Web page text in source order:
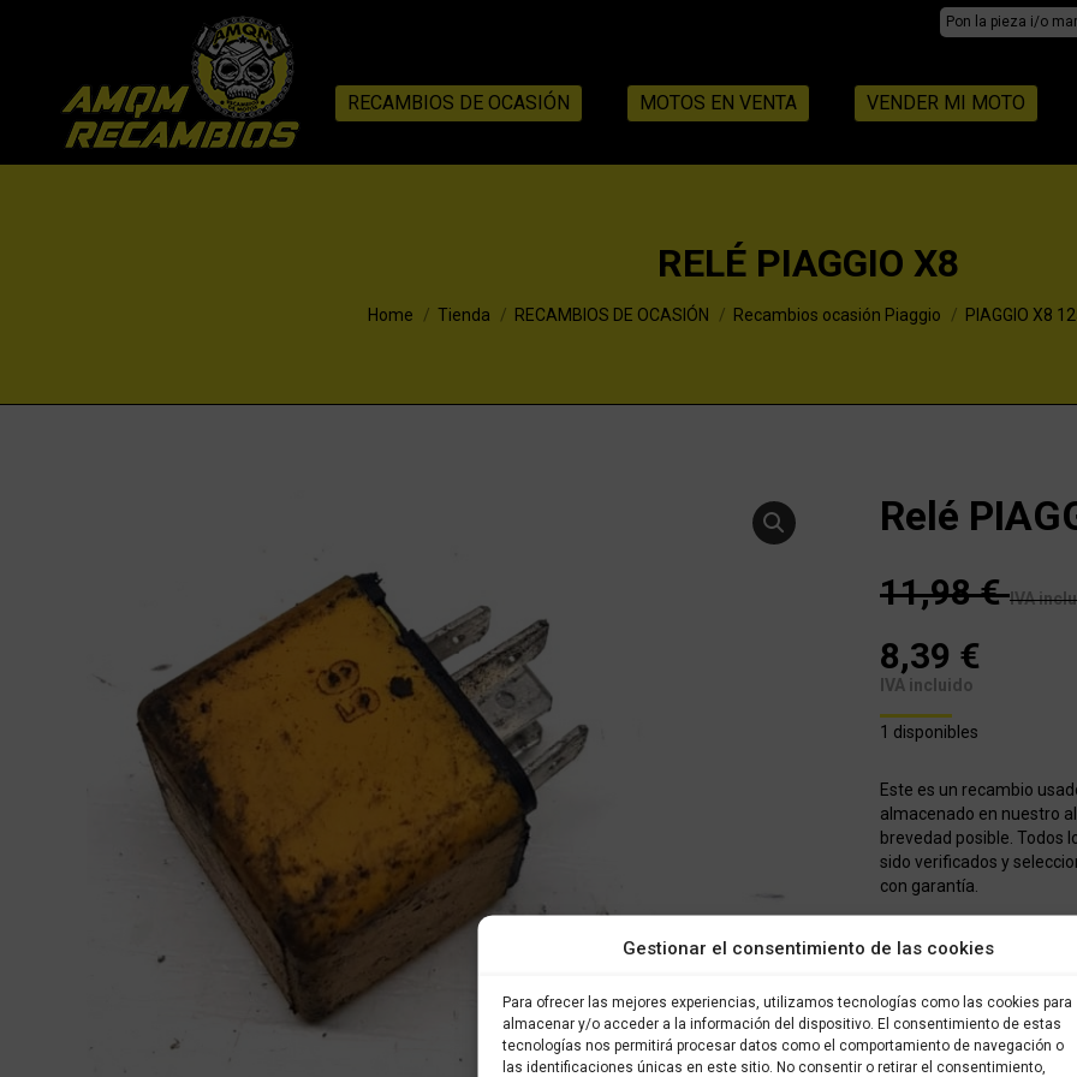
Gestionar el consentimiento de las cookies
Para ofrecer las mejores experiencias, utilizamos tecnologías como las cookies para
almacenar y/o acceder a la información del dispositivo. El consentimiento de estas
tecnologías nos permitirá procesar datos como el comportamiento de navegación o
las identificaciones únicas en este sitio. No consentir o retirar el consentimiento,
Search:
RECAMBIOS DE OCASIÓN MOTOS EN VENTA VENDER MI MOTO
RELÉ PIAGGIO X8
You are here:
Home Tienda RECAMBIOS DE OCASIÓN Recambios ocasión Piaggio PIAGGIO X8
Relé
11,98€ IVA
8,39 €
IVA incluido
1 disponibles
Este es un recambio
almacenado en nuestro
brevedad posible. Todos
sido verificados y
con garantía.
COMPRAR
Categorías:Recambios